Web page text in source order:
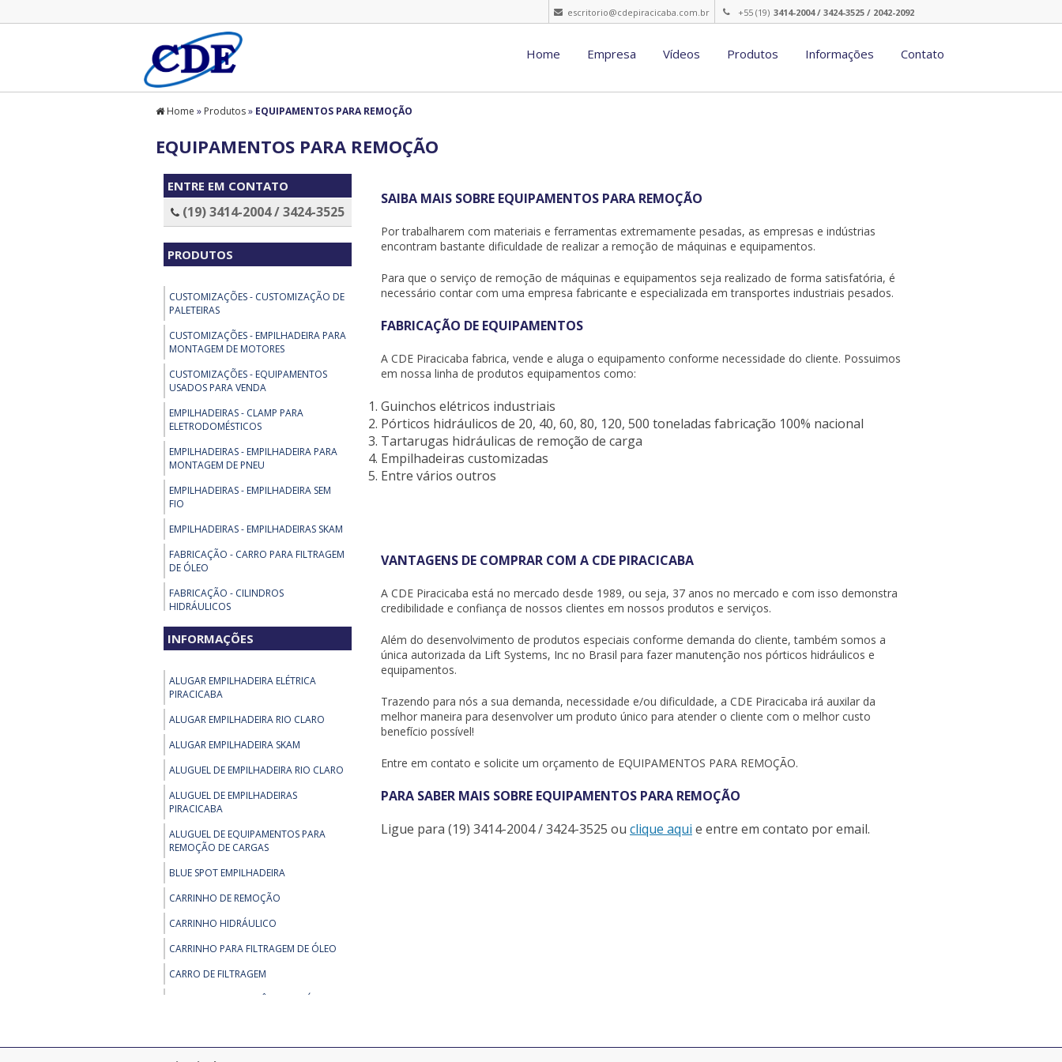
+55 (19) 3414-2004 / 3424-3525 / 2042-2092
escritorio@cdepiracicaba.com.br
Home Empresa Vídeos Produtos Informações Contato
Home » Produtos» EQUIPAMENTOS PARA REMOÇÃO
EQUIPAMENTOS PARA REMOÇÃO
SAIBA MAIS SOBRE EQUIPAMENTOS PARA REMOÇÃO
Por trabalharem com materiais e ferramentas extremamente pesadas, as empresas e indústrias
encontram bastante dificuldade de realizar a remoção de máquinas e equipamentos.
Para que o serviço de remoção de máquinas e equipamentos seja realizado de forma satisfatória, é
necessário contar com uma empresa fabricante e especializada em transportes industriais pesados.
FABRICAÇÃO DE EQUIPAMENTOS
A CDE Piracicaba fabrica, vende e aluga o equipamento conforme necessidade do cliente. Possuimos
em nossa linha de produtos equipamentos como:
Guinchos elétricos industriais
Pórticos hidráulicos de 20, 40, 60, 80, 120, 500 toneladas fabricação 100% nacional
Tartarugas hidráulicas de remoção de carga
Empilhadeiras customizadas
Entre vários outros
VANTAGENS DE COMPRAR COM A CDE PIRACICABA
A CDE Piracicaba está no mercado desde 1989, ou seja, 37 anos no mercado e com isso demonstra
credibilidade e confiança de nossos clientes em nossos produtos e serviços.
Além do desenvolvimento de produtos especiais conforme demanda do cliente, também somos a
única autorizada da Lift Systems, Inc no Brasil para fazer manutenção nos pórticos hidráulicos e
equipamentos.
Trazendo para nós a sua demanda, necessidade e/ou dificuldade, a CDE Piracicaba irá auxilar da
melhor maneira para desenvolver um produto único para atender o cliente com o melhor custo
benefício possível!
Entre em contato e solicite um orçamento de EQUIPAMENTOS PARA REMOÇÃO.
PARA SABER MAIS SOBRE EQUIPAMENTOS PARA REMOÇÃO
Ligue para (19) 3414-2004 / 3424-3525 ou clique aqui e entre em contato por email.
ENTRE EM CONTATO
(19) 3414-2004 / 3424-3525
PRODUTOS
CUSTOMIZAÇÕES - CUSTOMIZAÇÃO DE
PALETEIRAS
CUSTOMIZAÇÕES - EMPILHADEIRA PARA
MONTAGEM DE MOTORES
CUSTOMIZAÇÕES - EQUIPAMENTOS
USADOS PARA VENDA
EMPILHADEIRAS - CLAMP PARA
ELETRODOMÉSTICOS
EMPILHADEIRAS - EMPILHADEIRA PARA
MONTAGEM DE PNEU
EMPILHADEIRAS - EMPILHADEIRA SEM
FIO
EMPILHADEIRAS - EMPILHADEIRAS SKAM
FABRICAÇÃO - CARRO PARA FILTRAGEM
DE ÓLEO
FABRICAÇÃO - CILINDROS
HIDRÁULICOS
FABRICAÇÃO - EMPILHADEIRAS
ELÉTRICAS ESPECIAIS
FABRICAÇÃO - PÓRTICO HIDRÁULICO
FABRICAÇÃO - UNIDADE HIDRAULICA
- FAROL ANTICOLISAO PARA
PEÇAS PARA EMPILHADEIRA - GAIOLA
PEÇAS PARA EMPILHADEIRA - KIT
PEÇAS PARA EMPILHADEIRA - PEÇAS
PARA EMPILHADEIRA DAEWOO
REMOÇÃO - GUINCHO INDUSTRIAL
EQUIPAMENTOS
INFORMAÇÕES
ALUGAR EMPILHADEIRA ELÉTRICA
PIRACICABA
ALUGAR EMPILHADEIRA RIO CLARO
ALUGAR EMPILHADEIRA SKAM
ALUGUEL DE EMPILHADEIRA RIO CLARO
ALUGUEL DE EMPILHADEIRAS
PIRACICABA
ALUGUEL DE EQUIPAMENTOS PARA
REMOÇÃO DE CARGAS
BLUE SPOT EMPILHADEIRA
CARRINHO DE REMOÇÃO
CARRINHO HIDRÁULICO
CARRINHO PARA FILTRAGEM DE ÓLEO
CARRO DE FILTRAGEM
CARRO DE TRANSFERÊNCIA DE ÓLEO
CILINDRO 700 BAR